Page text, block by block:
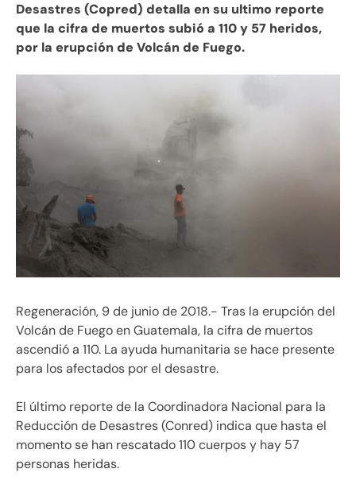
Desastres (Copred) detalla en su ultimo reporte
que la cifra de muertos subió a 110 y 57 heridos,
por la erupción de Volcán de Fuego.
Regeneración, 9 de junio de 2018.- Tras la erupción del
Volcán de Fuego en Guatemala, la cifra de muertos
ascendió a 110. La ayuda humanitaria se hace presente
para los afectados por el desastre.
El último reporte de la Coordinadora Nacional para la
Reducción de Desastres (Conred) indica que hasta el
momento se han rescatado 110 cuerpos y hay 57
personas heridas.